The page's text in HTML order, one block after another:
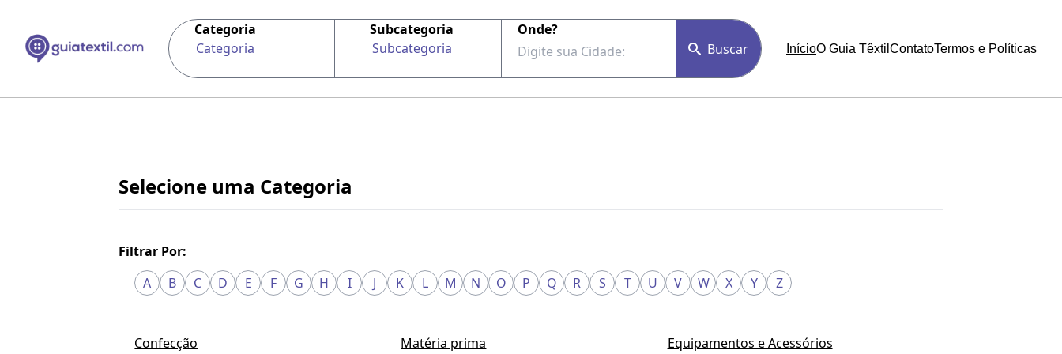
Categoria
Categoria
Subcategoria
Subcategoria
Onde?
Buscar
InícioO Guia Têxtil ContatoTermos e Políticas
Selecione uma Categoria
Filtrar Por:
A
B C D E F G H I J K L M N O P Q R S T U V W X Y Z
Confecção Matéria prima
Equipamentos e Acessórios